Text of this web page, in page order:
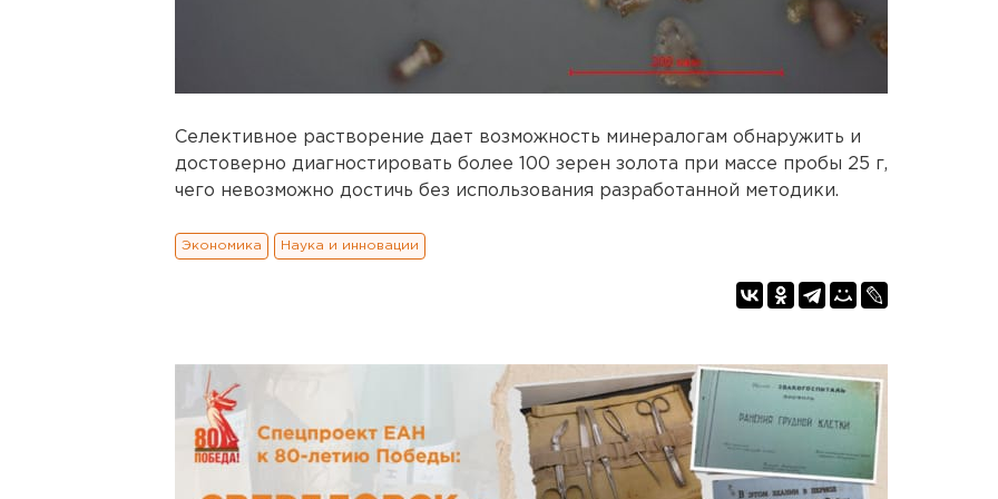
Селективное растворение дает возможность минералогам обнаружить и
достоверно диагностировать более 100 зерен золота при массе пробы 25 г,
чего невозможно достичь без использования разработанной методики.
Экономика Наука и инновации